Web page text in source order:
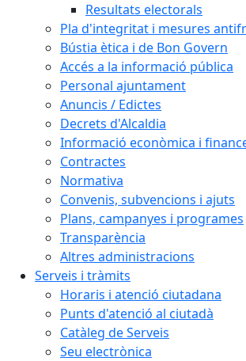
Resultats electorals
Pla d'integritat i mesures
Bústia ètica i de Bon Govern
Accés a la informació pública
Personal ajuntament
Anuncis / Edictes
Decrets d'Alcaldia
Informació econòmica i
Contractes
Normativa
Convenis, subvencions i ajuts
Plans, campanyes i programes
Transparència
Altres administracions
Serveis i tràmits
Horaris i atenció ciutadana
Punts d'atenció al ciutadà
Catàleg de Serveis
Seu electrònica